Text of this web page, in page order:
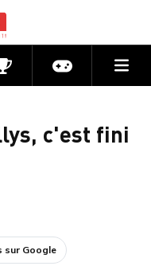
CompétitionsActu jeux
c'est fini
sur Google